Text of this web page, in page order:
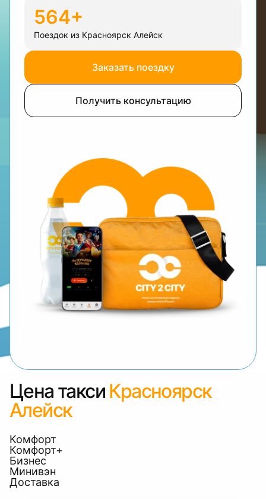
564+
Поездок из Красноярск Алейск
Заказать поездку
Получить консультацию
Цена такси Красноярск
Алейск
Комфорт
Комфорт+
Бизнес
Минивэн
Доставка